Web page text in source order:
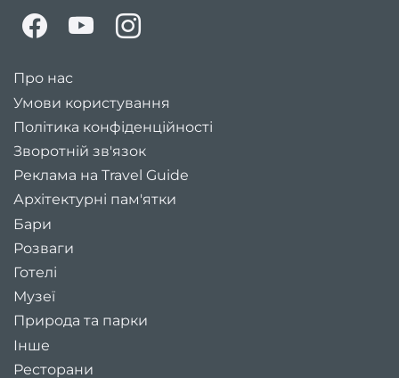
Про нас
Умови користування
Політика конфіденційності
Зворотній зв'язок
Реклама на Travel Guide
Архітектурні пам'ятки
Бари
Розваги
Готелі
Музеї
Природа та парки
Інше
Ресторани